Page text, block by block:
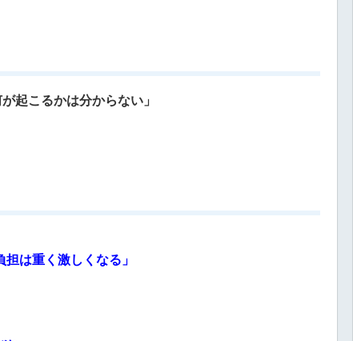
起こるかは分からない」
は重く激しくなる」